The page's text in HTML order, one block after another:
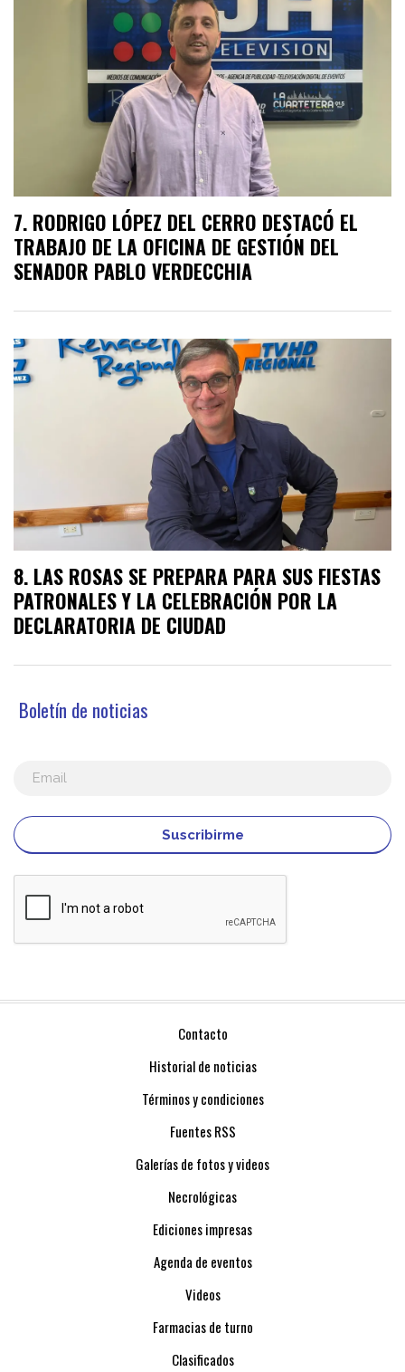
RODRIGO LÓPEZ DEL CERRO DESTACÓ EL
TRABAJO DE LA OFICINA DE GESTIÓN DEL
SENADOR PABLO VERDECCHIA
LAS ROSAS SE PREPARA PARA SUS FIESTAS
PATRONALES Y LA CELEBRACIÓN POR LA
DECLARATORIA DE CIUDAD
Boletín de noticias
Suscribirme
Contacto
Historial de noticias
Términos y condiciones
Fuentes RSS
Galerías de fotos y videos
Necrológicas
Ediciones impresas
Agenda de eventos
Videos
Farmacias de turno
Clasificados